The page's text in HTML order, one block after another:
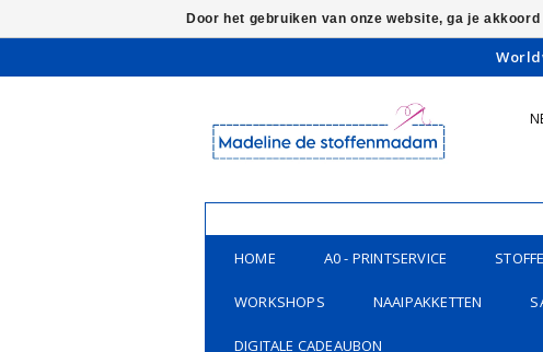
HOME A0 - PRINTSERVICE
WORKSHOPS NAAIPAKKETTEN
DIGITALE CADEAUBON
Door het gebruiken van onze website, ga je